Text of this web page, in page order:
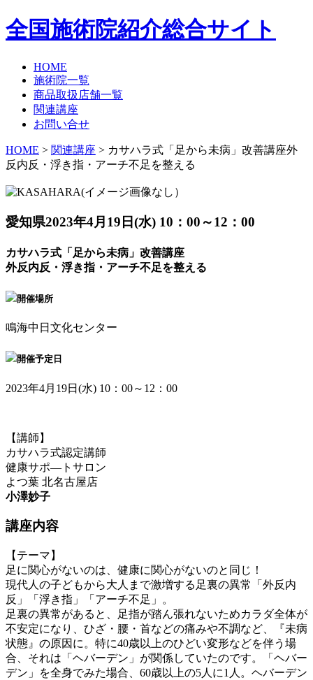
全国施術院紹介総合サイト
HOME
施術院一覧
商品取扱店舗一覧
関連講座
お問い合せ
HOME > 関連講座 > カサハラ式「足から未病」改善講座外
反内反・浮き指・アーチ不足を整える
愛知県2023年4月19日(水) 10：00～12：00
カサハラ式「足から未病」改善講座
外反内反・浮き指・アーチ不足を整える
開催場所
鳴海中日文化センター
開催予定日
2023年4月19日(水) 10：00～12：00
【講師】
カサハラ式認定講師
健康サポ―トサロン
よつ葉 北名古屋店
小澤妙子
講座内容
【テーマ】
足に関心がないのは、健康に関心がないのと同じ！
現代人の子どもから大人まで激増する足裏の異常「外反内
反」「浮き指」「アーチ不足」。
足裏の異常があると、足指が踏ん張れないためカラダ全体が
不安定になり、ひざ・腰・首などの痛みや不調など、『未病
状態』の原因に。特に40歳以上のひどい変形などを伴う場
合、それは「ヘバーデン」が関係していたのです。「ヘバー
デン」を全身でみた場合、60歳以上の5人に1人。ヘバーデン